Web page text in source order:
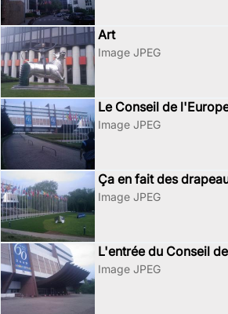
Art
Image JPEG
Le Conseil de
Image JPEG
Ça en fait des
Image JPEG
L'entrée du Conseil
Image JPEG